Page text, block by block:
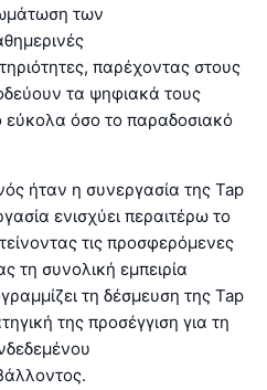
των
παρέχοντας στους
τα ψηφιακά τους
εύκολα όσο το παραδοσιακό
ήταν η συνεργασία της Tap
ενισχύει περαιτέρω το
τις προσφερόμενες
τη συνολική εμπειρία
τη δέσμευση της Tap
της προσέγγιση για τη